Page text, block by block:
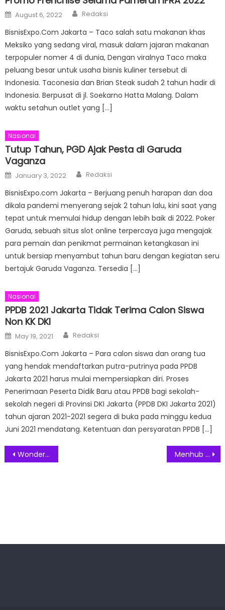
Posted
on
August 6, 2022 Author
Redaksi
BisnisExpo.Com Jakarta – Taco salah satu makanan khas
Meksiko yang sedang viral, masuk dalam jajaran makanan
terpopuler nomer 4 di dunia, Dengan viralnya Taco maka
peluang besar untuk usaha bisnis kuliner tersebut di
Indonesia. Taconesia dan Brian Steak sudah 2 tahun hadir di
Indonesia. Berpusat di jl. Soekarno Hatta Malang. Dalam
waktu setahun outlet yang […]
Nasional
Tutup Tahun, PGD Ajak Pesta di Garuda
Vaganza
Posted
on
January 3, 2022 Author
Redaksi
BisnisExpo.com Jakarta – Berjuang penuh harapan dan doa
dikala pandemi menyerang sejak 2 tahun lalu, kini saat yang
tepat untuk memulai hidup dengan lebih baik di 2022. Poker
Garuda, sebuah situs slot online terpercaya juga mengajak
para pemain dan penikmat permainan ketangkasan ini
untuk bersiap menyambut tahun baru dengan kegiatan seru
bertajuk Garuda Vaganza. Tersedia […]
Nasional
PPDB 2021 Jakarta Tidak Terima Calon Siswa
Non KK DKI
Posted
on
May 19, 2021 Author
Redaksi
BisnisExpo.Com Jakarta – Para calon siswa dan orang tua
yang hendak mendaftarkan putra-putrinya pada PPDB
Jakarta 2021 harus mulai mempersiapkan diri. Proses
Penerimaan Peserta Didik Baru atau PPDB bagi sekolah-
sekolah negeri di Provinsi DKI Jakarta (PPDB DKI Jakarta 2021)
tahun ajaran 2021-2021 segera di buka pada minggu kedua
Juni 2021 mendatang. Ketentuan dan persyaratan PPDB […]
Post
Wonderlux Beri Perlindungan Rambut dari Panas dan Sinar UV Menhub Minta Masyarakat Membeli Tiket Penyeberangan Secara Online